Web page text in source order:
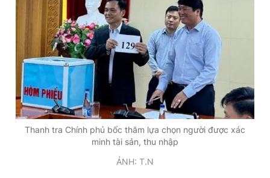
0906 645 777 0908 780 404
Quảng cáo RSS Tòa soạn Chính sách bảo
Tổng biên tập: Nguyễn Ngọc Toàn
Phó tổng biên tập thường trực: Hải Thành
Phó tổng biên tập: Lâm Hiếu Dũng
Phó tổng biên tập: Trần Việt Hưng
Tổng thư ký tòa soạn: Đức Trung
Giấy phép xuất bản số 110/GP - BTTTT cấp ngày 24.3.2020
© 2003-2026 Bản quyền thuộc về Báo Thanh Niên. Cấm sao
chép dưới mọi hình thức nếu không có sự chấp thuận bằng văn
bản. Phát triển bởi ePi Technologies, JSC.
Thanh tra Chính phủ bốc thăm lựa chọn người được xác
minh tài sản, thu nhập
ẢNH: T.N